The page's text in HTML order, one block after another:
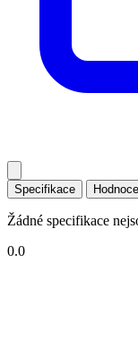
Specifikace
Žádné specifikace
0.0